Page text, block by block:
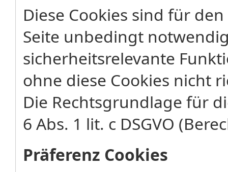
Diese Cookies sind für
Seite unbedingt
sicherheitsrelevante
ohne diese Cookies nicht
Die Rechtsgrundlage für
6 Abs. 1 lit. c DSGVO
Präferenz Cookies